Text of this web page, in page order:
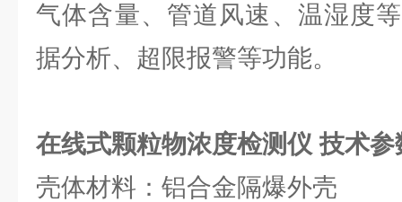
气体含量、管道风速、温湿度
据分析、超限报警等功能。
在线式颗粒物浓度检测仪 技术参
壳体材料：铝合金隔爆外壳